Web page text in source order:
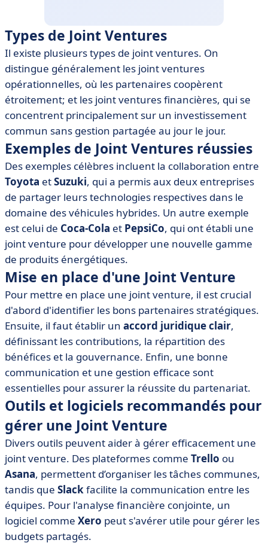
Types de Joint Ventures
Il existe plusieurs types de joint ventures. On
distingue généralement les joint ventures
opérationnelles, où les partenaires coopèrent
étroitement; et les joint ventures financières, qui se
concentrent principalement sur un investissement
commun sans gestion partagée au jour le jour.
Exemples de Joint Ventures réussies
Des exemples célèbres incluent la collaboration entre
Toyota etSuzuki, qui a permis aux deux entreprises
de partager leurs technologies respectives dans le
domaine des véhicules hybrides. Un autre exemple
est celui de Coca-Cola et PepsiCo, qui ont établi une
joint venture pour développer une nouvelle gamme
de produits énergétiques.
Mise en place d'une Joint Venture
Pour mettre en place une joint venture, il est crucial
d'abord d'identifier les bons partenaires stratégiques.
Ensuite, il faut établir un accord juridique clair,
définissant les contributions, la répartition des
bénéfices et la gouvernance. Enfin, une bonne
communication et une gestion efficace sont
essentielles pour assurer la réussite du partenariat.
Outils et logiciels recommandés pour
gérer une Joint Venture
Divers outils peuvent aider à gérer efficacement une
joint venture. Des plateformes comme Trello ou
Asana, permettent d’organiser les tâches communes,
tandis que Slackfacilite la communication entre les
équipes. Pour l'analyse financière conjointe, un
logiciel comme Xero peut s'avérer utile pour gérer les
budgets partagés.